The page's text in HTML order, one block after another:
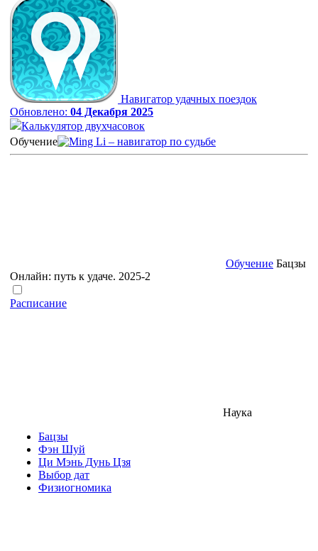
Навигатор удачных поездок
Обновлено: 04 Декабря 2025
Калькулятор двухчасовок
Обучение
Обучение Бацзы
Онлайн: путь к удаче. 2025-2
Расписание
Наука
Бацзы
Фэн Шуй
Ци Мэнь Дунь Цзя
Выбор дат
Физиогномика